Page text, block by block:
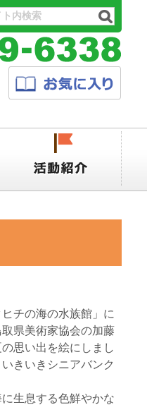
チの海の水族館」に
県美術家協会の加藤
思い出を絵にしまし
きいきシニアバンク
生息する色鮮やかな